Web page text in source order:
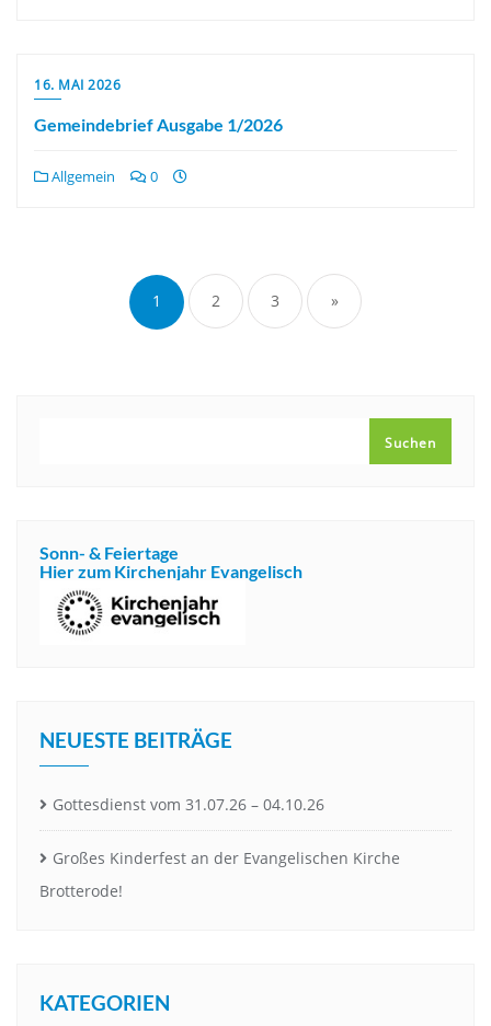
16. MAI 2026
Gemeindebrief Ausgabe 1/2026
Allgemein 0
der
Beiträge
1 2 3 »
Suchen
Sonn- & Feiertage
Hier zum Kirchenjahr Evangelisch
NEUESTE BEITRÄGE
Gottesdienst vom 31.07.26 – 04.10.26
Großes Kinderfest an der Evangelischen Kirche
Brotterode!
KATEGORIEN